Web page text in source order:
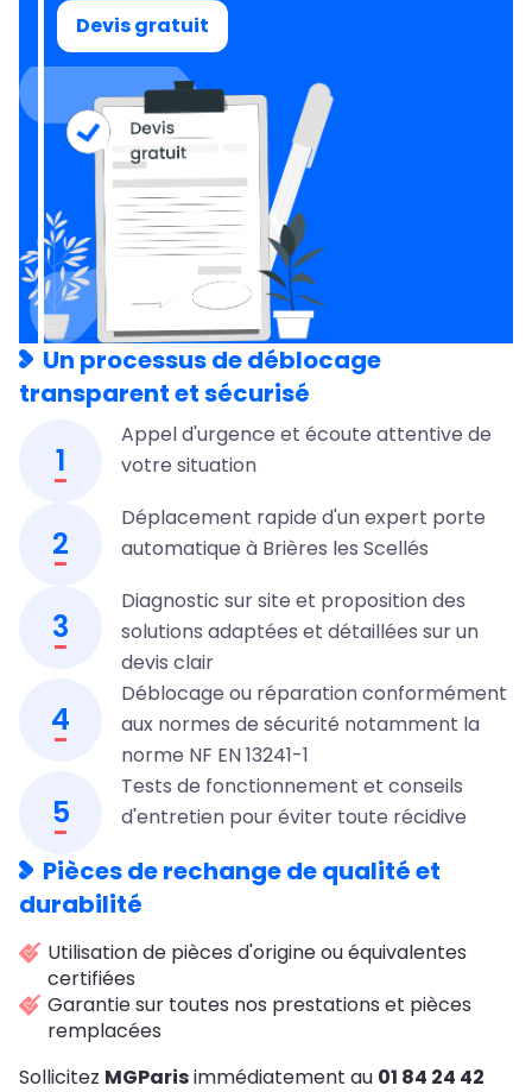
Devis gratuit
Un processus de déblocage
transparent et sécurisé
1
Appel d'urgence et écoute attentive de
votre situation
2
Déplacement rapide d'un expert porte
automatique à Brières les Scellés
3
Diagnostic sur site et proposition des
solutions adaptées et détaillées sur un
devis clair
4
Déblocage ou réparation conformément
aux normes de sécurité notamment la
norme NF EN 13241-1
5
Tests de fonctionnement et conseils
d'entretien pour éviter toute récidive
Pièces de rechange de qualité et
durabilité
Utilisation de pièces d'origine ou équivalentes
certifiées
Garantie sur toutes nos prestations et pièces
remplacées
Sollicitez MGParisimmédiatement au 01 84 24 42